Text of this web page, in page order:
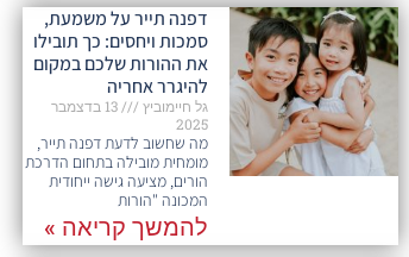
דפנה תייר על משמעת,
סמכות ויחסים: כך תובילו
את ההורות שלכם במקום
להיגרר אחריה
גל חיימוביץ
13 בדצמבר
2025
מה שחשוב לדעת דפנה תייר,
מומחית מובילה בתחום הדרכת
הורים, מציעה גישה ייחודית
המכונה "הורות
להמשך קריאה »